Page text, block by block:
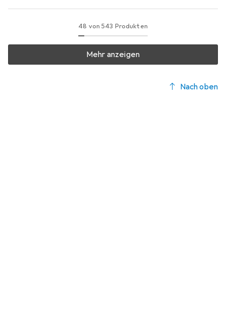
48 von 543 Produkten
Mehr anzeigen
Nach oben